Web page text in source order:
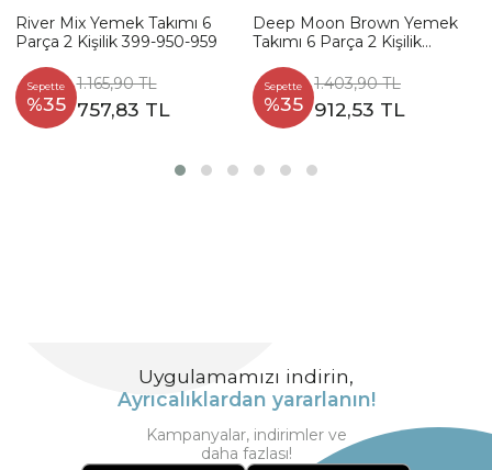
River Mix Yemek Takımı 6
Parça 2 Kişilik 399-950-959
Sepette
%35
1.165,90 TL
757,83 TL
Deep Moon Brown Yemek
Takımı 6 Parça 2 Kişilik
Sepette
%35
1.403,90 TL
912,53 TL
Uygulamamızı indirin,
Ayrıcalıklardan yararlanın!
Kampanyalar, indirimler ve
daha fazlası!